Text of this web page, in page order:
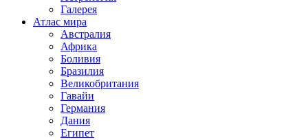
Галерея
Атлас мира
Австралия
Африка
Боливия
Бразилия
Великобритания
Гавайи
Германия
Дания
Египет